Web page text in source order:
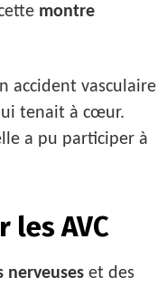
montre
accident vasculaire
tenait à cœur.
a pu participer à
AVC
nerveuses et des